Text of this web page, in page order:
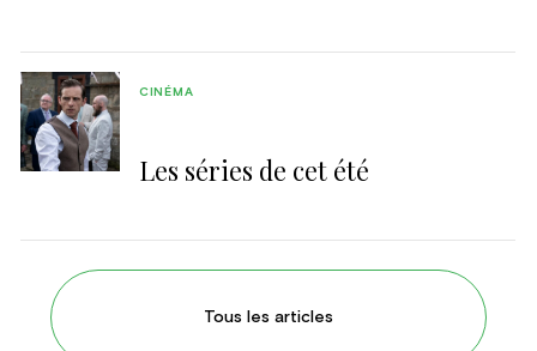
Les séries de cet été
CINÉMA
Tous les articles